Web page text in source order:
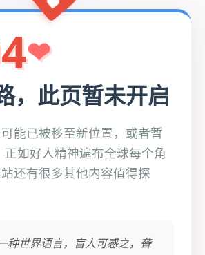
，此页暂未开启
能已被移至新位置，或者暂
正如好人精神遍布全球每个角
还有很多其他内容值得探
种世界语言，盲人可感之，聋